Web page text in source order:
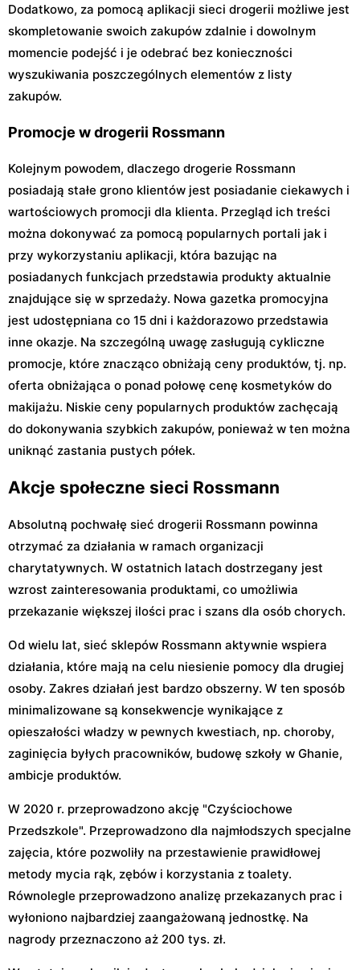
Dodatkowo, za pomocą aplikacji sieci drogerii możliwe jest
skompletowanie swoich zakupów zdalnie i dowolnym
momencie podejść i je odebrać bez konieczności
wyszukiwania poszczególnych elementów z listy
zakupów.
Promocje w drogerii Rossmann
Kolejnym powodem, dlaczego drogerie Rossmann
posiadają stałe grono klientów jest posiadanie ciekawych i
wartościowych promocji dla klienta. Przegląd ich treści
można dokonywać za pomocą popularnych portali jak i
przy wykorzystaniu aplikacji, która bazując na
posiadanych funkcjach przedstawia produkty aktualnie
znajdujące się w sprzedaży. Nowa gazetka promocyjna
jest udostępniana co 15 dni i każdorazowo przedstawia
inne okazje. Na szczególną uwagę zasługują cykliczne
promocje, które znacząco obniżają ceny produktów, tj. np.
oferta obniżająca o ponad połowę cenę kosmetyków do
makijażu. Niskie ceny popularnych produktów zachęcają
do dokonywania szybkich zakupów, ponieważ w ten można
uniknąć zastania pustych półek.
Akcje społeczne sieci Rossmann
Absolutną pochwałę sieć drogerii Rossmann powinna
otrzymać za działania w ramach organizacji
charytatywnych. W ostatnich latach dostrzegany jest
wzrost zainteresowania produktami, co umożliwia
przekazanie większej ilości prac i szans dla osób chorych.
Od wielu lat, sieć sklepów Rossmann aktywnie wspiera
działania, które mają na celu niesienie pomocy dla drugiej
osoby. Zakres działań jest bardzo obszerny. W ten sposób
minimalizowane są konsekwencje wynikające z
opieszałości władzy w pewnych kwestiach, np. choroby,
zaginięcia byłych pracowników, budowę szkoły w Ghanie,
ambicje produktów.
W 2020 r. przeprowadzono akcję "Czyściochowe
Przedszkole". Przeprowadzono dla najmłodszych specjalne
zajęcia, które pozwoliły na przestawienie prawidłowej
metody mycia rąk, zębów i korzystania z toalety.
Równolegle przeprowadzono analizę przekazanych prac i
wyłoniono najbardziej zaangażowaną jednostkę. Na
nagrody przeznaczono aż 200 tys. zł.